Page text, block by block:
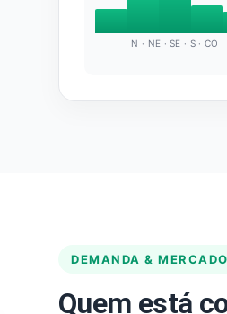
N · NE · SE · S · CO
DEMANDA & MERCADO
Quem está